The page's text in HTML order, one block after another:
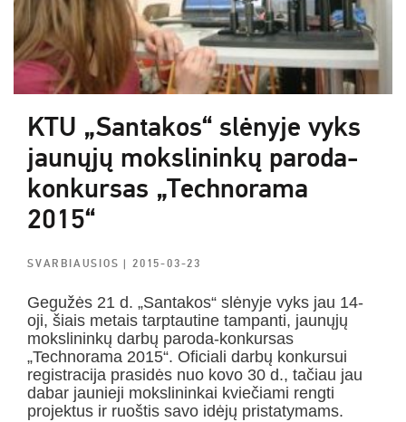
KTU „Santakos“ slėnyje vyks
jaunųjų mokslininkų paroda-
konkursas „Technorama
2015“
SVARBIAUSIOS | 2015-03-23
Gegužės 21 d. „Santakos“ slėnyje vyks jau 14-
oji, šiais metais tarptautine tampanti, jaunųjų
mokslininkų darbų paroda-konkursas
„Technorama 2015“. Oficiali darbų konkursui
registracija prasidės nuo kovo 30 d., tačiau jau
dabar jaunieji mokslininkai kviečiami rengti
projektus ir ruoštis savo idėjų pristatymams.